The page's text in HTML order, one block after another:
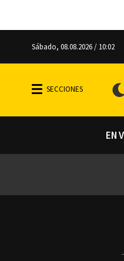
Sábado, 08.08.2026 / 10:02
EN